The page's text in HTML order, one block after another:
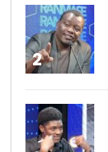
2